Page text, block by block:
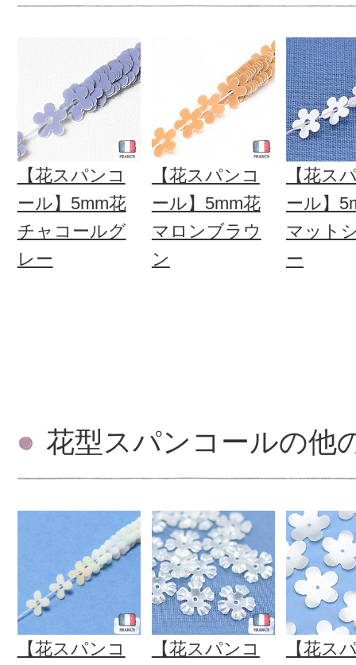
【花スパンコ
ール】5mm花
チャコールグ
レー
【花スパンコ
ール】5mm花
マロンブラウ
ン
【花ス
ール】
マット
ー
花型スパンコールの他
【花スパンコ 【花スパンコ 【花ス